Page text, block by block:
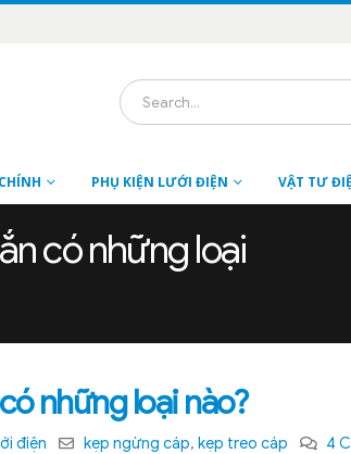
PHỤ KIỆN LƯỚI ĐIỆN VẬT TƯ
có những loại
những loại nào?
điện kẹp ngừng cáp,kẹp treo cáp 4